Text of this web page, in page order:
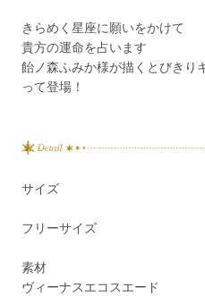
きらめく星座に願いをかけて
貴方の運命を占います
飴ノ森ふみか様が描くとびきり
って登場！
サイズ
フリーサイズ
素材
ヴィーナスエコスエード